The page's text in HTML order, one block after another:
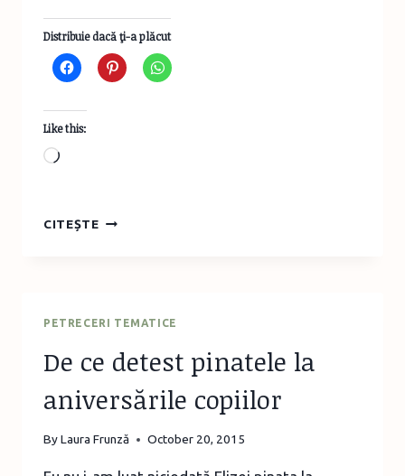
Distribuie dacă ţi-a plăcut
Like this:
Loading…
CITEȘTECĂRŢI
UNIC
PETRECERI TEMATICE
De ce detest pinatele la
aniversările copiilor
ByLaura Frunză October 20, 2015